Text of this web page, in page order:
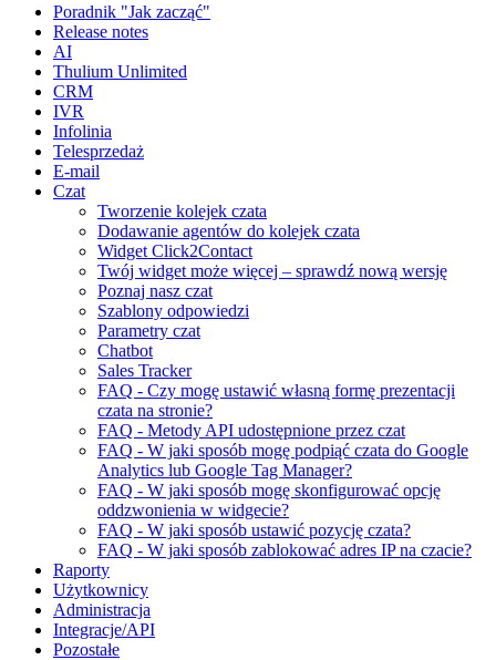
Poradnik "Jak zacząć"
Release notes
AI
Thulium Unlimited
CRM
IVR
Infolinia
Telesprzedaż
E-mail
Czat
Tworzenie kolejek czata
Dodawanie agentów do kolejek czata
Widget Click2Contact
Twój widget może więcej – sprawdź nową wersję
Poznaj nasz czat
Szablony odpowiedzi
Parametry czat
Chatbot
Sales Tracker
FAQ - Czy mogę ustawić własną formę prezentacji
czata na stronie?
FAQ - Metody API udostępnione przez czat
FAQ - W jaki sposób mogę podpiąć czata do Google
Analytics lub Google Tag Manager?
FAQ - W jaki sposób mogę skonfigurować opcję
oddzwonienia w widgecie?
FAQ - W jaki sposób ustawić pozycję czata?
FAQ - W jaki sposób zablokować adres IP na czacie?
Raporty
Użytkownicy
Administracja
Integracje/API
Pozostałe